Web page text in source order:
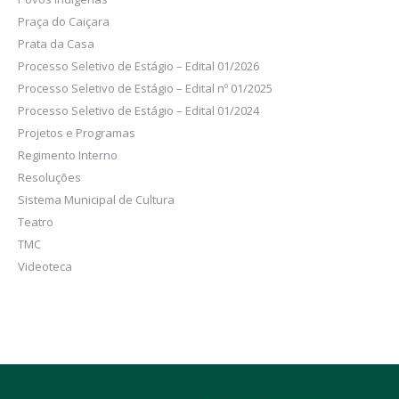
Praça do Caiçara
Prata da Casa
Processo Seletivo de Estágio – Edital 01/2026
Processo Seletivo de Estágio – Edital nº 01/2025
Processo Seletivo de Estágio – Edital 01/2024
Projetos e Programas
Regimento Interno
Resoluções
Sistema Municipal de Cultura
Teatro
TMC
Videoteca